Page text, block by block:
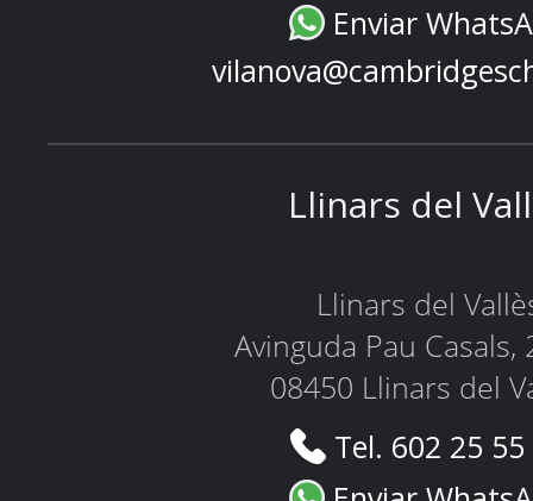
Enviar
Llinars del
Llinars del
Avinguda Pau Casals,
08450 Llinars del
Tel. 602 25